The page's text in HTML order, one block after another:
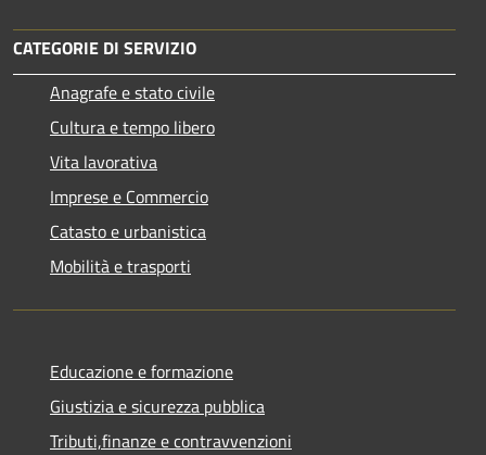
CATEGORIE DI SERVIZIO
Anagrafe e stato civile
Cultura e tempo libero
Vita lavorativa
Imprese e Commercio
Catasto e urbanistica
Mobilità e trasporti
Educazione e formazione
Giustizia e sicurezza pubblica
Tributi,finanze e contravvenzioni